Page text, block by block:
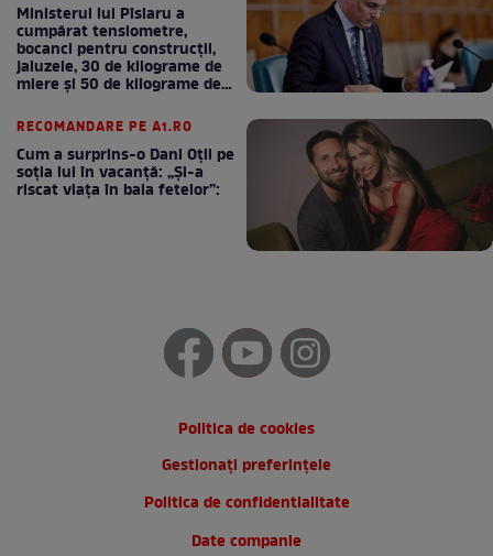
Ministerul lui Pîslaru a
cumpărat tensiometre,
bocanci pentru construcții,
jaluzele, 30 de kilograme de
miere și 50 de kilograme de
RECOMANDARE PE A1.RO
Cum a surprins-o Dani Oțil pe
soția lui în vacanță: „Și-a
riscat viața în baia fetelor”:
Politica de cookies
Gestionați preferințele
Politica de confidentialitate
Date companie